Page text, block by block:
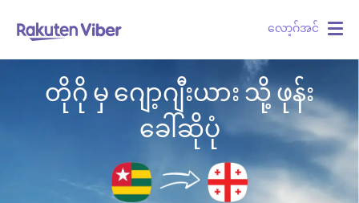
လော့ဂ်အင်
တိုဂို မှ ဂျော့ဂျီးယား သို့ ဖုန်း
ခေါ်ဆိုပုံ